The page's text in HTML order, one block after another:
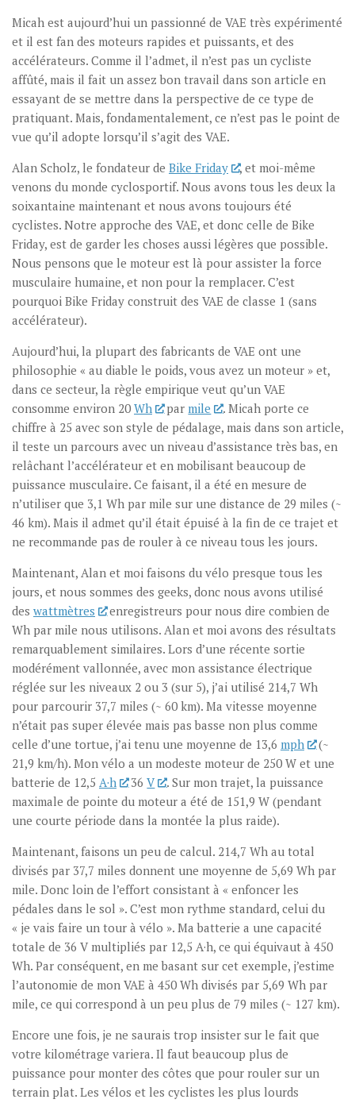
Micah est aujourd’hui un passionné de VAE très expérimenté
et il est fan des moteurs rapides et puissants, et des
accélérateurs. Comme il l’admet, il n’est pas un cycliste
affûté, mais il fait un assez bon travail dans son article en
essayant de se mettre dans la perspective de ce type de
pratiquant. Mais, fondamentalement, ce n’est pas le point de
vue qu’il adopte lorsqu’il s’agit des VAE.
Alan Scholz, le fondateur de Bike Friday
, et moi-même
venons du monde cyclosportif. Nous avons tous les deux la
soixantaine maintenant et nous avons toujours été
cyclistes. Notre approche des VAE, et donc celle de Bike
Friday, est de garder les choses aussi légères que possible.
Nous pensons que le moteur est là pour assister la force
musculaire humaine, et non pour la remplacer. C’est
pourquoi Bike Friday construit des VAE de classe 1 (sans
accélérateur).
Aujourd’hui, la plupart des fabricants de VAE ont une
philosophie « au diable le poids, vous avez un moteur » et,
dans ce secteur, la règle empirique veut qu’un VAE
consomme environ 20 Wh parmile
. Micah porte ce
chiffre à 25 avec son style de pédalage, mais dans son article,
il teste un parcours avec un niveau d’assistance très bas, en
relâchant l’accélérateur et en mobilisant beaucoup de
puissance musculaire. Ce faisant, il a été en mesure de
n’utiliser que 3,1 Wh par mile sur une distance de 29 miles (~
46 km). Mais il admet qu’il était épuisé à la fin de ce trajet et
ne recommande pas de rouler à ce niveau tous les jours.
Maintenant, Alan et moi faisons du vélo presque tous les
jours, et nous sommes des geeks, donc nous avons utilisé
des wattmètres
enregistreurs pour nous dire combien de
Wh par mile nous utilisons. Alan et moi avons des résultats
remarquablement similaires. Lors d’une récente sortie
modérément vallonnée, avec mon assistance électrique
réglée sur les niveaux 2 ou 3 (sur 5), j’ai utilisé 214,7 Wh
pour parcourir 37,7 miles (~ 60 km). Ma vitesse moyenne
n’était pas super élevée mais pas basse non plus comme
celle d’une tortue, j’ai tenu une moyenne de 13,6 mph
(~
21,9 km/h). Mon vélo a un modeste moteur de 250 W et une
batterie de 12,5 A·h 36V
. Sur mon trajet, la puissance
maximale de pointe du moteur a été de 151,9 W (pendant
une courte période dans la montée la plus raide).
Maintenant, faisons un peu de calcul. 214,7 Wh au total
divisés par 37,7 miles donnent une moyenne de 5,69 Wh par
mile. Donc loin de l’effort consistant à « enfoncer les
pédales dans le sol ». C’est mon rythme standard, celui du
« je vais faire un tour à vélo ». Ma batterie a une capacité
totale de 36 V multipliés par 12,5 A·h, ce qui équivaut à 450
Wh. Par conséquent, en me basant sur cet exemple, j’estime
l’autonomie de mon VAE à 450 Wh divisés par 5,69 Wh par
mile, ce qui correspond à un peu plus de 79 miles (~ 127 km).
Encore une fois, je ne saurais trop insister sur le fait que
votre kilométrage variera. Il faut beaucoup plus de
puissance pour monter des côtes que pour rouler sur un
terrain plat. Les vélos et les cyclistes les plus lourds